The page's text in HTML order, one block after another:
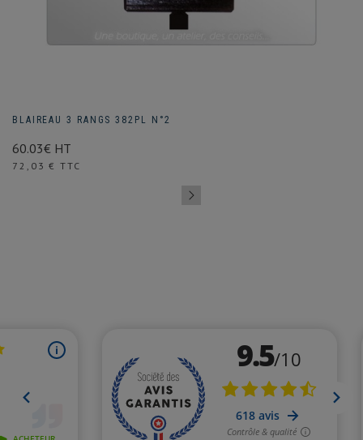
BLAIREAU 3 RANGS 382PL N°2
60.03€ HT
Prix
72,03 € TTC